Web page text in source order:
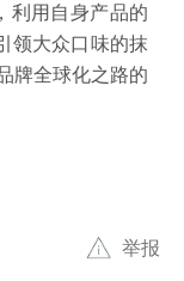
利用自身产品的
领大众口味的抹
牌全球化之路的
举报